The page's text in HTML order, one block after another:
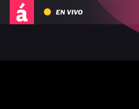
EN VIVO